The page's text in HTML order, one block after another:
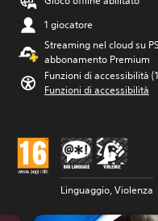
1 giocatore
Streaming nel cloud su
abbonamento Premium
Funzioni di accessibilità
Funzioni di accessibilità
Linguaggio, Violenza